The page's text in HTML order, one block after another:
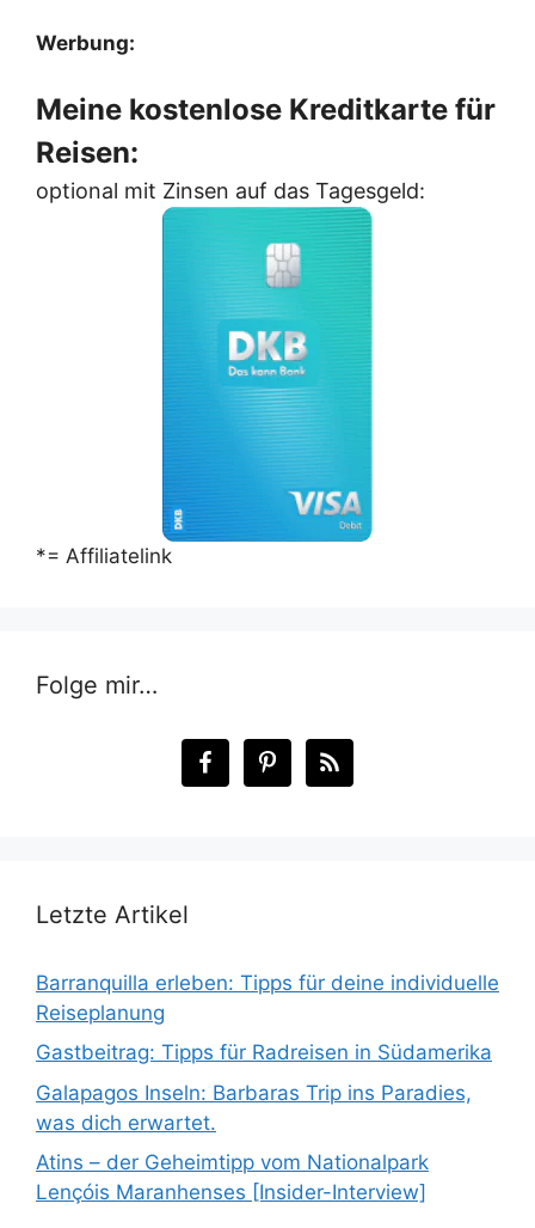
Werbung:
Meine kostenlose Kreditkarte für
Reisen:
optional mit Zinsen auf das Tagesgeld:
*= Affiliatelink
Folge mir…
Letzte Artikel
Barranquilla erleben: Tipps für deine individuelle
Reiseplanung
Gastbeitrag: Tipps für Radreisen in Südamerika
Galapagos Inseln: Barbaras Trip ins Paradies,
was dich erwartet.
Atins – der Geheimtipp vom Nationalpark
Lençóis Maranhenses [Insider-Interview]